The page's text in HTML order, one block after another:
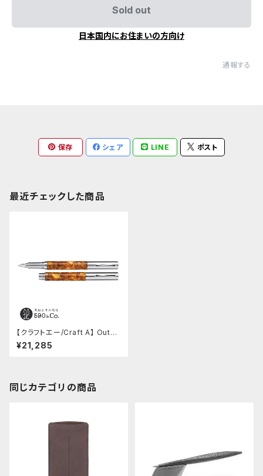
Sold out
日本国内にお住まいの方向け
通報する
保存 シェア LINE ポスト
最近チェックした商品
【クラフトエー/Craft A】 OutFit
アクリル L (Big Calico Crus
h)
¥21,285
同じカテゴリの商品